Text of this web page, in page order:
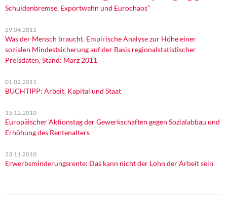
Schuldenbremse, Exportwahn und Eurochaos“
29.04.2011
Was der Mensch braucht. Empirische Analyse zur Höhe einer
sozialen Mindestsicherung auf der Basis regionalstatistischer
Preisdaten, Stand: März 2011
01.02.2011
BUCHTIPP: Arbeit, Kapital und Staat
15.12.2010
Europäischer Aktionstag der Gewerkschaften gegen Sozialabbau und
Erhöhung des Rentenalters
23.11.2010
Erwerbsminderungsrente: Das kann nicht der Lohn der Arbeit sein